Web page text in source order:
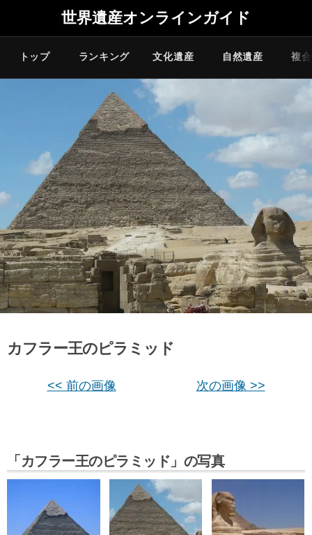
世界遺産オンラインガイド
トップ ランキング 文化遺産 自然遺産 複
カフラー王のピラミッド
<< 前の画像 次の画像 >>
「カフラー王のピラミッド」の写真